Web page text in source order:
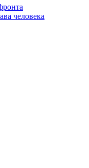
человека